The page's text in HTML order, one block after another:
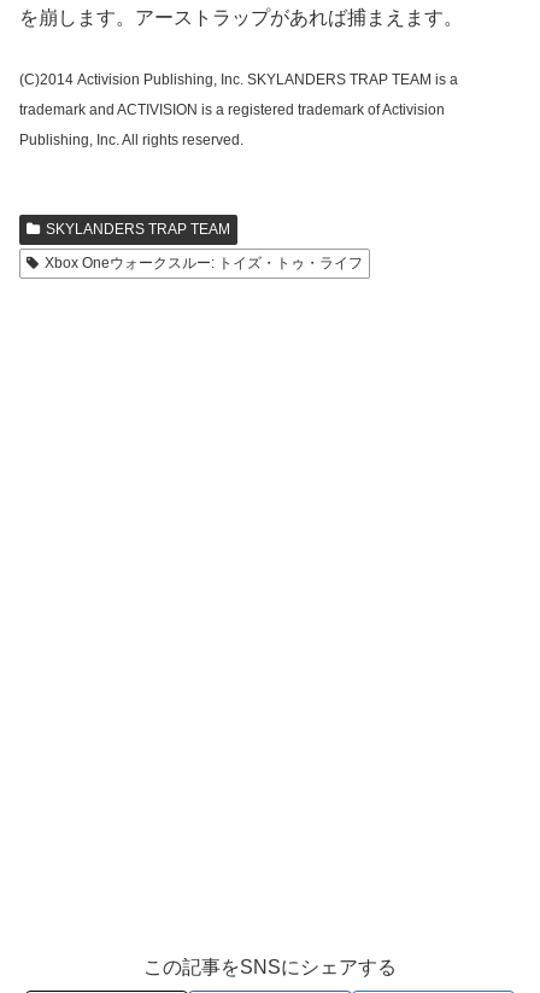
を崩します。アーストラップがあれば捕まえます。
(C)2014 Activision Publishing, Inc. SKYLANDERS TRAP TEAM is a
trademark and ACTIVISION is a registered trademark of Activision
Publishing, Inc. All rights reserved.
SKYLANDERS TRAP TEAM
Xbox Oneウォークスルー: トイズ・トゥ・ライフ
この記事をSNSにシェアする